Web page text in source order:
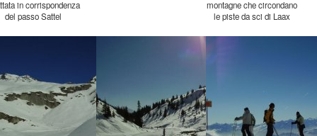
del passo Sattel
le piste da sci di Laax